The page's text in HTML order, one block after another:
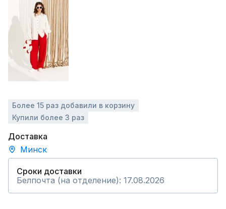
Более 15 раз добавили в корзину
Купили более 3 раз
Доставка
Минск
Сроки доставки
Белпочта (на отделение): 17.08.2026